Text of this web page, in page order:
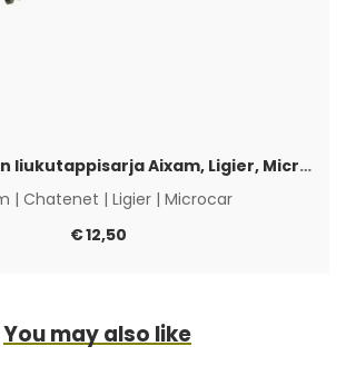
Etujarrusatulan liukutappisarja Aixam, Ligier, Microcar & Chatenet
| Chatenet | Ligier| Microcar
€12,50
You may also like